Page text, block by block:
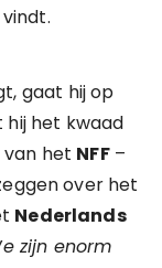
gaat hij op
het kwaad
het NFF–
over het
Nederlands
zijn enorm